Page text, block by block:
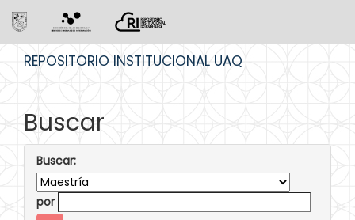
REPOSITORIO INSTITUCIONAL UAQ
Buscar
Buscar:
por